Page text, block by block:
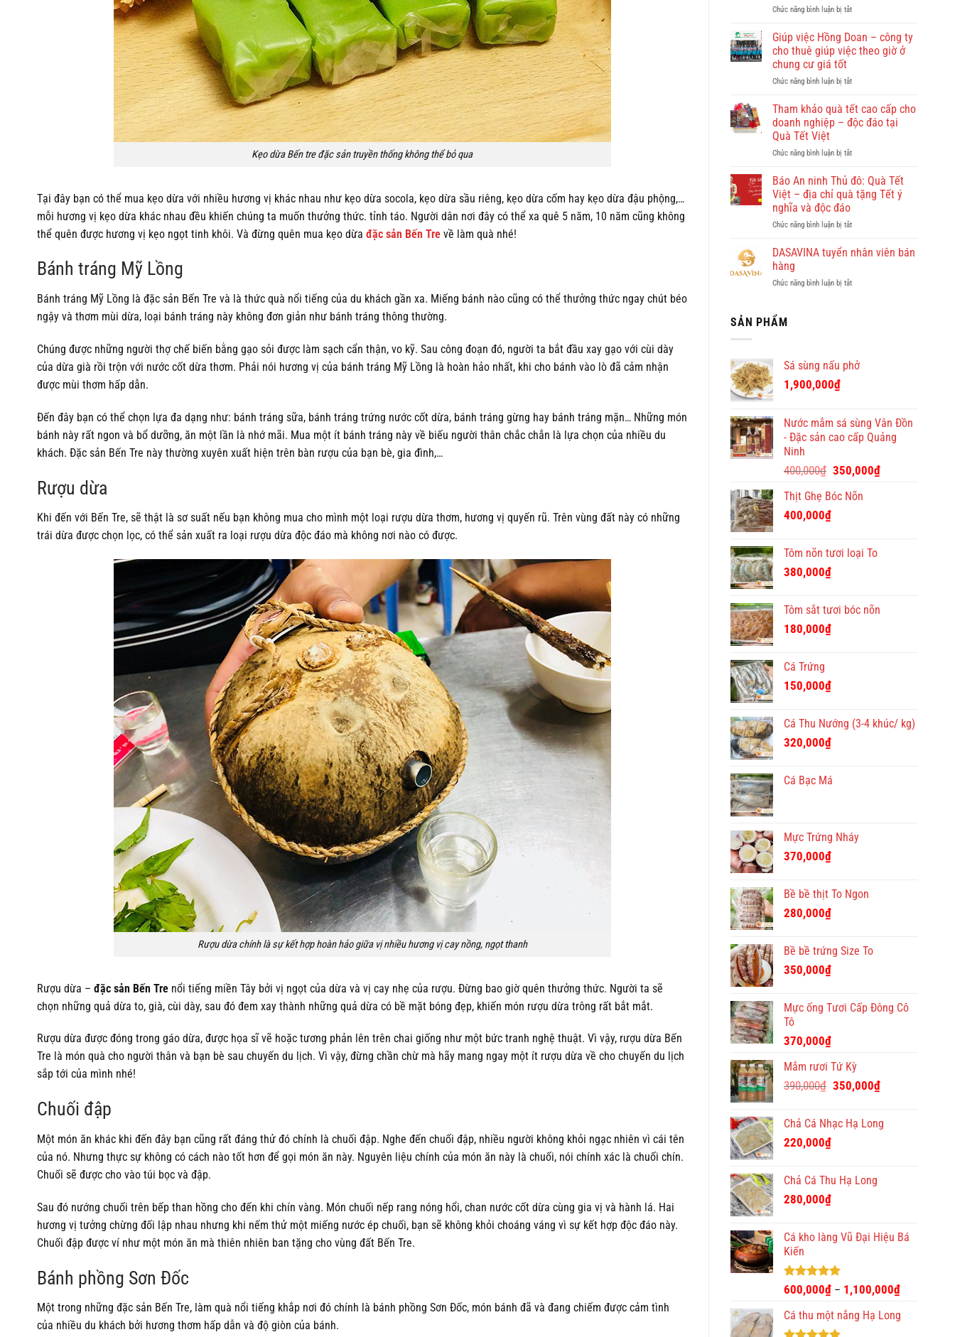
Kẹo dừa Bến tre đặc sản truyền thống không thể bỏ qua
Tại đây bạn có thể mua kẹo dừa với nhiều hương vị khác nhau như kẹo dừa socola, kẹo dừa sầu riêng, kẹo dừa cốm hay kẹo dừa đậu phộng,…
mỗi hương vị kẹo dừa khác nhau đều khiến chúng ta muốn thưởng thức. tỉnh táo. Người dân nơi đây có thể xa quê 5 năm, 10 năm cũng không
thể quên được hương vị kẹo ngọt tinh khôi. Và đừng quên mua kẹo dừa đặc sản Bến Tre về làm quà nhé!
Bánh tráng Mỹ Lồng
Bánh tráng Mỹ Lồng là đặc sản Bến Tre và là thức quà nổi tiếng của du khách gần xa. Miếng bánh nào cũng có thể thưởng thức ngay chút béo
ngậy và thơm mùi dừa, loại bánh tráng này không đơn giản như bánh tráng thông thường.
Chúng được những người thợ chế biến bằng gạo sỏi được làm sạch cẩn thận, vo kỹ. Sau công đoạn đó, người ta bắt đầu xay gạo với cùi dày
của dừa già rồi trộn với nước cốt dừa thơm. Phải nói hương vị của bánh tráng Mỹ Lồng là hoàn hảo nhất, khi cho bánh vào lò đã cảm nhận
được mùi thơm hấp dẫn.
Đến đây bạn có thể chọn lựa đa dạng như: bánh tráng sữa, bánh tráng trứng nước cốt dừa, bánh tráng gừng hay bánh tráng mặn… Những món
bánh này rất ngon và bổ dưỡng, ăn một lần là nhớ mãi. Mua một ít bánh tráng này về biếu người thân chắc chắn là lựa chọn của nhiều du
khách. Đặc sản Bến Tre này thường xuyên xuất hiện trên bàn rượu của bạn bè, gia đình,…
Rượu dừa
Khi đến với Bến Tre, sẽ thật là sơ suất nếu bạn không mua cho mình một loại rượu dừa thơm, hương vị quyến rũ. Trên vùng đất này có những
trái dừa được chọn lọc, có thể sản xuất ra loại rượu dừa độc đáo mà không nơi nào có được.
Rượu dừa chính là sự kết hợp hoàn hảo giữa vị nhiều hương vị cay nồng, ngọt thanh
Rượu dừa – đặc sản Bến Tre nổi tiếng miền Tây bởi vị ngọt của dừa và vị cay nhẹ của rượu. Đừng bao giờ quên thưởng thức. Người ta sẽ
chọn những quả dừa to, già, cùi dày, sau đó đem xay thành những quả dừa có bề mặt bóng đẹp, khiến món rượu dừa trông rất bắt mắt.
Rượu dừa được đóng trong gáo dừa, được họa sĩ vẽ hoặc tương phản lên trên chai giống như một bức tranh nghệ thuật. Vì vậy, rượu dừa Bến
Tre là món quà cho người thân và bạn bè sau chuyến du lịch. Vì vậy, đừng chần chừ mà hãy mang ngay một ít rượu dừa về cho chuyến du lịch
sắp tới của mình nhé!
Chuối đập
Một món ăn khác khi đến đây bạn cũng rất đáng thử đó chính là chuối đập. Nghe đến chuối đập, nhiều người không khỏi ngạc nhiên vì cái tên
của nó. Nhưng thực sự không có cách nào tốt hơn để gọi món ăn này. Nguyên liệu chính của món ăn này là chuối, nói chính xác là chuối chín.
Chuối sẽ được cho vào túi bọc và đập.
Sau đó nướng chuối trên bếp than hồng cho đến khi chín vàng. Món chuối nếp rang nóng hổi, ​​chan nước cốt dừa cùng gia vị và hành lá. Hai
hương vị tưởng chừng đối lập nhau nhưng khi nếm thử một miếng nước ép chuối, bạn sẽ không khỏi choáng váng vì sự kết hợp độc đáo này.
Chuối đập được ví như một món ăn mà thiên nhiên ban tặng cho vùng đất Bến Tre.
Bánh phồng Sơn Đốc
Một trong những đặc sản Bến Tre, làm quà nổi tiếng khắp nơi đó chính là bánh phồng Sơn Đốc, món bánh đã và đang chiếm được cảm tình
của nhiều du khách bởi hương thơm hấp dẫn và độ giòn của bánh.
Chức năng bình luận bị tắtở
Nhơn
gì
Vi
khám
phá
Quy
cùng
–
Báo
Bình
Online
tin
Giúp việc Hồng Doan – công ty
cho thuê giúp việc theo giờ ở
chung cư giá tốt
Chức năng bình luận bị tắtở
việc
Hồng
Doan
công
cho
thuê
giúp
theo
ở
giá
Tham khảo quà tết cao cấp cho
doanh nghiệp – độc đáo tại
Quà Tết Việt
Chức năng bình luận bị tắtở
khảo
quà
tết
cấp
doanh
độc
Báo An ninh Thủ đô: Quà Tết
Việt – địa chỉ quà tặng Tết ý
nghĩa và độc đáo
Chức năng bình luận bị tắtở
An
đô:
quà
nghĩa
và
độc
DASAVINA tuyển nhân viên bán
hàng
Chức năng bình luận bị tắtở
SẢN PHẨM
Sá sùng nấu phở
1,900,000₫
Nước mắm sá sùng Vân Đồn
- Đặc sản cao cấp Quảng
Ninh
400,000₫ Giá
là:
350,000₫Giá
Thịt Ghẹ Bóc Nõn
400,000₫
Tôm nõn tươi loại To
380,000₫
Tôm sắt tươi bóc nõn
180,000₫
Cá Trứng
150,000₫
Cá Thu Nướng (3-4 khúc/ kg)
320,000₫
Cá Bạc Má
Mực Trứng Nháy
370,000₫
Bề bề thịt To Ngon
280,000₫
Bề bề trứng Size To
350,000₫
Mực ống Tươi Cấp Đông Cô
Tô
370,000₫
Mắm rươi Tứ Kỳ
390,000₫ Giá
390,000₫.
350,000₫Giá
là:
Chả Cá Nhạc Hạ Long
220,000₫
Chả Cá Thu Hạ Long
280,000₫
Cá kho làng Vũ Đại Hiệu Bá
Kiến
Được xếp
hạng
4.93
5 sao
600,000₫ – 1,100,000₫
Cá thu một nắng Hạ Long